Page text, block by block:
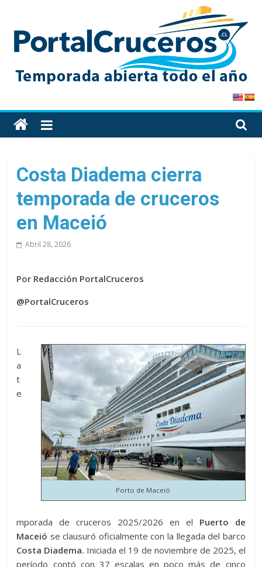
content
PortalCruceros
Toda
la
de
cruceros
en
solo
Costa Diadema cierra
temporada de cruceros
en Maceió
Abril 28, 2026
Por Redacción PortalCruceros
@PortalCruceros
Porto de Maceió
L
a
t
e
mporada de cruceros 2025/2026 en el Puerto de
Maceió se clausuró oficialmente con la llegada del barco
Costa Diadema. Iniciada el 19 de noviembre de 2025, el
período contó con 37 escalas en poco más de cinco